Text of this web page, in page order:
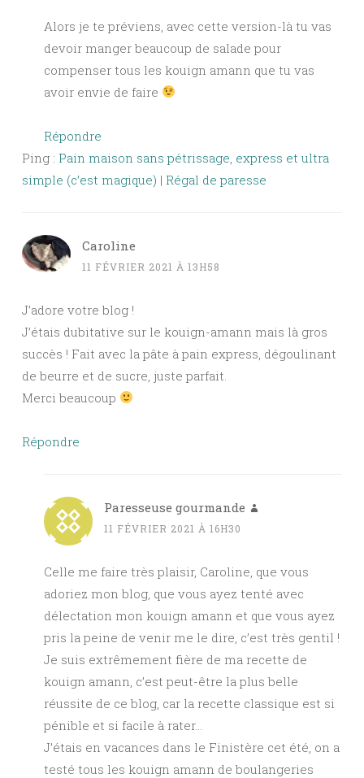
Alors je te préviens, avec cette version-là tu vas
devoir manger beaucoup de salade pour
compenser tous les kouign amann que tu vas
avoir envie de faire
Répondre
Ping : Pain maison sans pétrissage, express et ultra
simple (c’est magique) | Régal de paresse
Caroline
11 FÉVRIER 2021 À 13H58
J’adore votre blog !
J’étais dubitative sur le kouign-amann mais là gros
succès ! Fait avec la pâte à pain express, dégoulinant
de beurre et de sucre, juste parfait.
Merci beaucoup
Répondre
Paresseuse gourmande
11 FÉVRIER 2021 À 16H30
Celle me faire très plaisir, Caroline, que vous
adoriez mon blog, que vous ayez tenté avec
délectation mon kouign amann et que vous ayez
pris la peine de venir me le dire, c’est très gentil !
Je suis extrêmement fière de ma recette de
kouign amann, c’est peut-être la plus belle
réussite de ce blog, car la recette classique est si
pénible et si facile à rater…
J’étais en vacances dans le Finistère cet été, on a
testé tous les kouign amann de boulangeries